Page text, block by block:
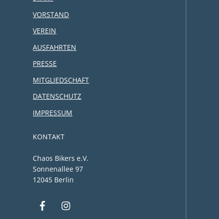
VORSTAND
VEREIN
AUSFAHRTEN
PRESSE
MITGLIEDSCHAFT
DATENSCHUTZ
IMPRESSUM
KONTAKT
Chaos Bikers e.V.
Sonnenallee 97
12045 Berlin